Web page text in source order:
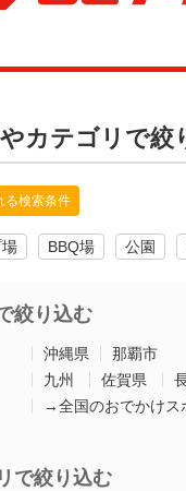
カテゴリで絞
る検索条件
BBQ場 公園
絞り込む
沖縄県
那覇市
九州
佐賀県
→全国のおでかけス
で絞り込む